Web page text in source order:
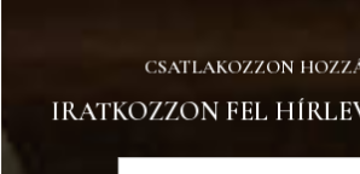
CSATLAKOZZON
IRATKOZZON FEL